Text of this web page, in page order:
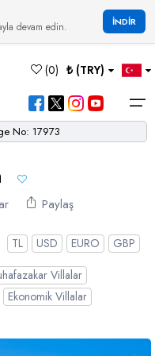
devam edin. İNDİR
(0) ₺ (TRY)
No: 17973
Paylaş
TL USD EURO
GBP
Villalar
Ekonomik Villalar
Russian
USD
>